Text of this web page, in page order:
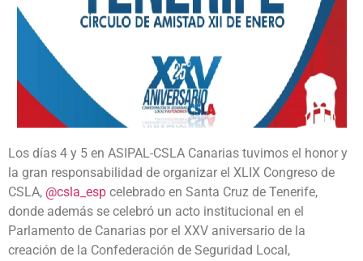
Los días 4 y 5 en ASIPAL-CSLA Canarias tuvimos el honor y
la gran responsabilidad de organizar el XLIX Congreso de
CSLA, @csla_esp celebrado en Santa Cruz de Tenerife,
donde además se celebró un acto institucional en el
Parlamento de Canarias por el XXV aniversario de la
creación de la Confederación de Seguridad Local,